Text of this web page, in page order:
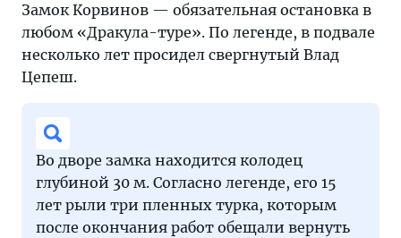
Замок Корвинов — обязательная остановка в
любом «Дракула-туре». По легенде, в подвале
несколько лет просидел свергнутый Влад
Цепеш.
Во дворе замка находится колодец
глубиной 30 м. Согласно легенде, его 15
лет рыли три пленных турка, которым
после окончания работ обещали вернуть